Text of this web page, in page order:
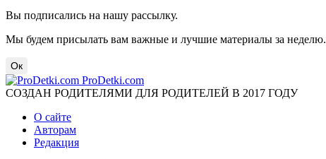
Вы подписались на нашу рассылку.
Мы будем присылать вам важные и лучшие материалы за неделю.
Ок
ProDetki.com
СОЗДАН РОДИТЕЛЯМИ ДЛЯ РОДИТЕЛЕЙ В 2017 ГОДУ
О сайте
Авторам
Редакция